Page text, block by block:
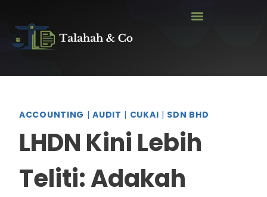
ACCOUNTING |AUDIT | CUKAI | SDN BHD
LHDN Kini Lebih
Teliti: Adakah